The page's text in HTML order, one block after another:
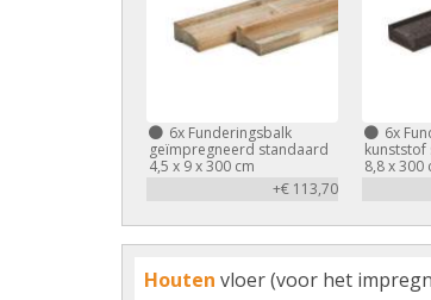
6x Funderingsbalk
geïmpregneerd standaard
4,5 x 9 x 300 cm
+€ 113,70
6x
kunststof
8,8 x 300
Houten vloer (voor het